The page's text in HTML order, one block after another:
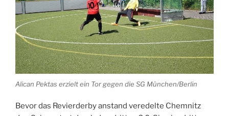
Alican Pektas erzielt ein Tor gegen die SG München/Berlin
Bevor das Revierderby anstand veredelte Chemnitz